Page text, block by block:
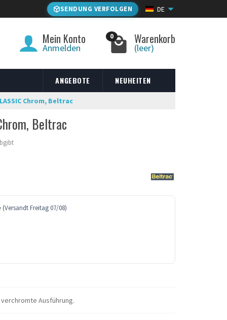
SENDUNG VERFOLGEN DE
Mein Konto
Anmelden
0 Warenkorb
(leer)
ANGEBOTE NEUHEITEN
Chrom, Beltrac
Beltrac
(Versandt Freitag 07/08)
Ausführung.